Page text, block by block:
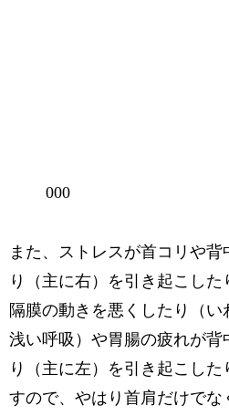
000
また、ストレスが首コリや背
り（主に右）を引き起こした
隔膜の動きを悪くしたり（い
浅い呼吸）や胃腸の疲れが背
り（主に左）を引き起こした
すので、やはり首肩だけでな